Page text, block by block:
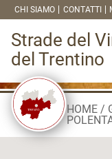
CHI SIAMO CONTATTI
Strade del
del Trentino
HOME